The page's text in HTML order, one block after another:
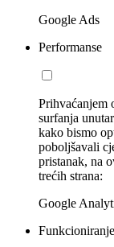
Google Ads
Performanse
Prihvaćanjem
surfanja
kako bismo
poboljšavali
pristanak, na
trećih strana:
Google
Funkcioniranje